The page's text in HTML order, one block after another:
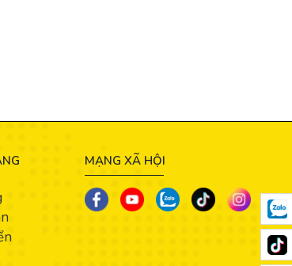
MẠNG XÃ HỘI